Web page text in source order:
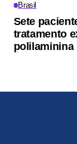
Brasil
Sete
tratamento
polilaminina